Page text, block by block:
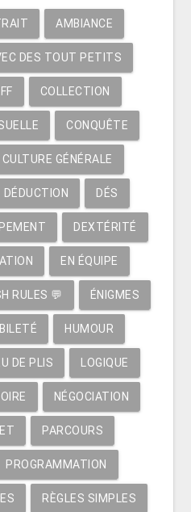
AMBIANCE
DES TOUT PETITS
COLLECTION
CONQUÊTE
CULTURE GÉNÉRALE
DÉDUCTION DÉS
DEXTÉRITÉ
EN ÉQUIPE
RULES 💬 ÉNIGMES
HUMOUR
DE PLIS LOGIQUE
NÉGOCIATION
PARCOURS
PROGRAMMATION
RÈGLES SIMPLES